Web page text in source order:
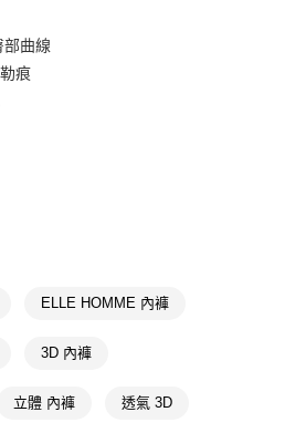
卡、不需儲值。
，再付款。
曲線
痕
ELLE HOMME 內褲
3D 內褲
立體 內褲 透氣 3D